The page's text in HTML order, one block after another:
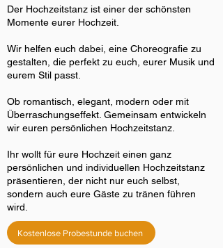
Der Hochzeitstanz ist einer der schönsten
Momente eurer Hochzeit.
Wir helfen euch dabei, eine Choreografie zu
gestalten, die perfekt zu euch, eurer Musik und
eurem Stil passt.
Ob romantisch, elegant, modern oder mit
Überraschungseffekt. Gemeinsam entwickeln
wir euren persönlichen Hochzeitstanz.
Ihr wollt für eure Hochzeit einen ganz
persönlichen und individuellen Hochzeitstanz
präsentieren, der nicht nur euch selbst,
sondern auch eure Gäste zu tränen führen
wird.
Kostenlose Probestunde buchen